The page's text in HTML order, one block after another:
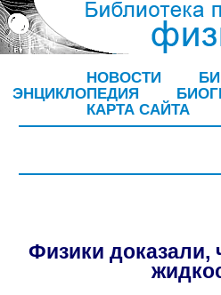
НОВОСТИ
ЭНЦИКЛОПЕДИЯ
КАРТА САЙТА
Физики доказали,